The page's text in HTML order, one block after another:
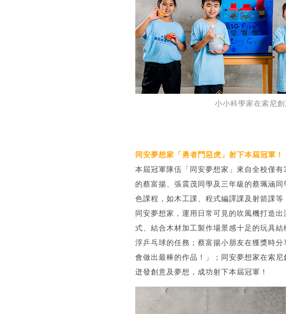
小小科學家在索尼
同安夢想家「勇者鬥惡虎」射下本屆冠軍！
本屆冠軍隊伍「同安夢想家」來自全校僅
的蔡富揚、張震茂同學及三年級的蔡珮涵
色課程，如木工課、程式編譯課及射箭課
同安夢想家，運用日常可見的吹風機打造
式、結合木材加工製作場景感十足的玩具
浮乒乓球的任務；蔡富揚小朋友在獲獎時
會做出最棒的作品！」；同安夢想家在索
迸發創意及夢想，成功射下本屆冠軍！